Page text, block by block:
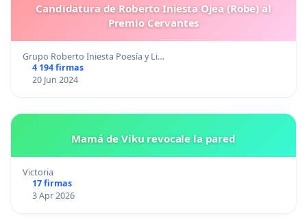
Candidatura de Roberto Iniesta Ojea (Robe) al
Premio Cervantes
Grupo Roberto Iniesta Poesía y Li…
4 194 firmas
20 Jun 2024
Mamá de Viku revocale la pared
Victoria
17 firmas
3 Apr 2026